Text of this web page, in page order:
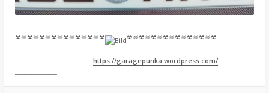
☢☠☢☠☢☠☢☠☢☠☢☠☢☠☢ ☢☠☢☠☢☠☢☠☢☠☢☠☢☠☢
https://garagepunka.wordpress.com/